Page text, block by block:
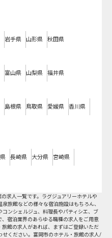
岩手県 山形県 秋田県
富山県 山梨県 福井県
島根県 鳥取県 愛媛県 香川県
長崎県 大分県 宮崎県
求人一覧です。ラグジュアリーホテルや
旅館などの様々な宿泊施設はもちろん、
ンシェルジュ、料理長やパティシエ、ブ
、宿泊業界のあらゆる職種の求人をご用意
旅館の求人があれば、まずはご登録いただ
せください。富岡市のホテル・旅館の求人/